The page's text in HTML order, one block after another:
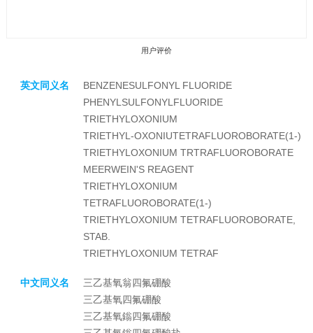
用户评价
收藏产品
英文同义名
BENZENESULFONYL FLUORIDE
PHENYLSULFONYLFLUORIDE
TRIETHYLOXONIUM
TRIETHYL-OXONIUTETRAFLUOROBORATE(1-)
TRIETHYLOXONIUM TRTRAFLUOROBORATE
MEERWEIN'S REAGENT
TRIETHYLOXONIUM
TETRAFLUOROBORATE(1-)
TRIETHYLOXONIUM TETRAFLUOROBORATE,
STAB.
TRIETHYLOXONIUM TETRAF
中文同义名
三乙基氧翁四氟硼酸
三乙基氧四氟硼酸
三乙基氧鎓四氟硼酸